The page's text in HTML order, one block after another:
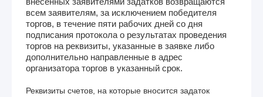
всем заявителям, за исключением победителя
торгов, в течение пяти рабочих дней со дня
подписания протокола о результатах проведения
торгов на реквизиты, указанные в заявке либо
дополнительно направленные в адрес
организатора торгов в указанный срок.
Реквизиты счетов, на которые вносится задаток